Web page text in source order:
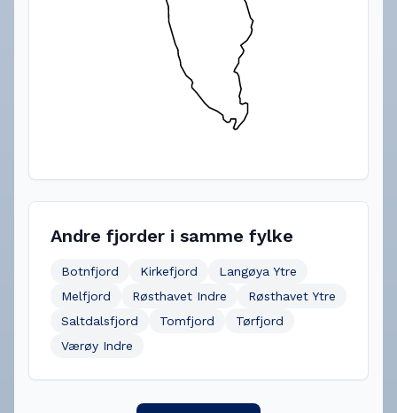
Andre fjorder i samme fylke
Botnfjord Kirkefjord
Langøya Ytre
Melfjord
Røsthavet Indre
Røsthavet Ytre
Saltdalsfjord
Tomfjord
Tørfjord
Værøy Indre